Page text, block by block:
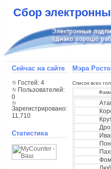
Сбор
Сейчас на сайте
Гостей: 4
Пользователей:
0
Зарегистрировано:
11,710
Статистика
Мэра
Список всех